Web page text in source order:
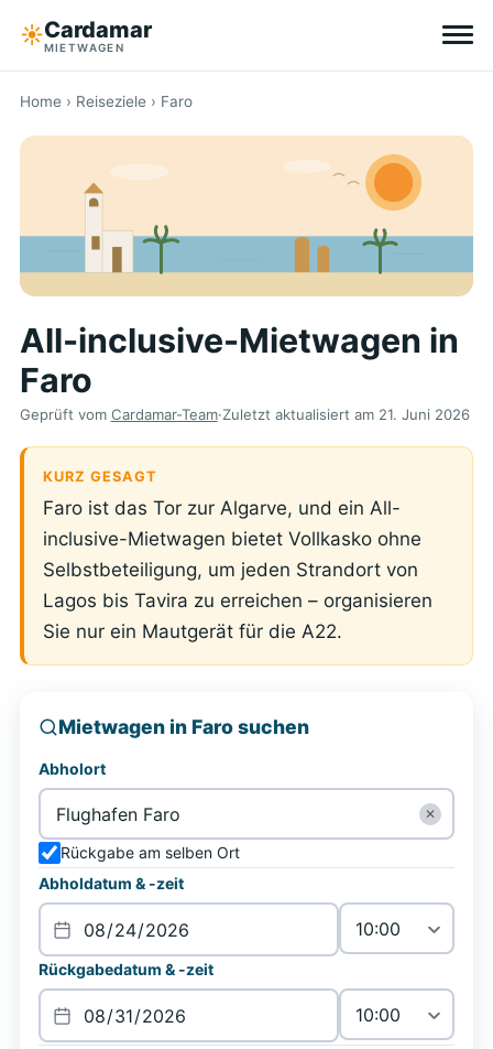
☀︎Cardamar
MIETWAGEN
Reiseziele
Ohne Selbstbeteiligung
Tipps
Über Cardamar
Home › Reiseziele › Faro
All-inclusive-Mietwagen in
Faro
Geprüft vom Cardamar-Team·Zuletzt aktualisiert am 21. Juni 2026
KURZ GESAGT
Faro ist das Tor zur Algarve, und ein All-
inclusive-Mietwagen bietet Vollkasko ohne
Selbstbeteiligung, um jeden Strandort von
Lagos bis Tavira zu erreichen – organisieren
Sie nur ein Mautgerät für die A22.
Mietwagen in Faro suchen
Abholort
✕
Rückgabe am selben Ort
Abholdatum & -zeit
Rückgabedatum & -zeit